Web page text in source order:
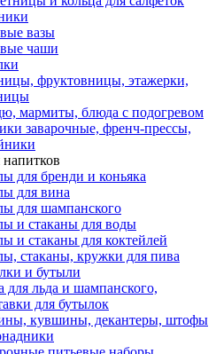
вазы
чаши
фруктовницы, этажерки,
мармиты, блюда с подогревом
заварочные, френч-прессы,
для бренди и коньяка
для вина
для шампанского
и стаканы для воды
и стаканы для коктейлей
стаканы, кружки для пива
и бутыли
для льда и шампанского,
для бутылок
кувшины, декантеры, штофы